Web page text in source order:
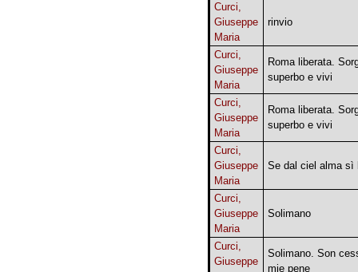
Curci,
Giuseppe
Maria
rinvio
Curci,
Giuseppe
Maria
Roma liberata.
superbo e vivi
Curci,
Giuseppe
Maria
Roma liberata.
superbo e vivi
Curci,
Giuseppe
Maria
Se dal ciel alma sì
Curci,
Giuseppe
Maria
Solimano
Curci,
Giuseppe
Solimano. Son
mie pene